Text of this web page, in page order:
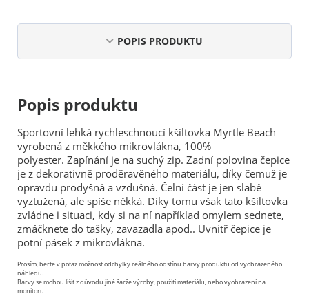
POPIS PRODUKTU
Popis produktu
Sportovní lehká rychleschnoucí kšiltovka Myrtle Beach
vyrobená z měkkého mikrovlákna, 100%
polyester. Zapínání je na suchý zip. Zadní polovina čepice
je z dekorativně proděravěného materiálu, díky čemuž je
opravdu prodyšná a vzdušná. Čelní část je jen slabě
vyztužená, ale spíše někká. Díky tomu však tato kšiltovka
zvládne i situaci, kdy si na ní například omylem sednete,
zmáčknete do tašky, zavazadla apod.. Uvnitř čepice je
potní pásek z mikrovlákna.
Prosím, berte v potaz možnost odchylky reálného odstínu barvy produktu od vyobrazeného
náhledu.
Barvy se mohou lišit z důvodu jiné šarže výroby, použití materiálu, nebo vyobrazení na
monitoru